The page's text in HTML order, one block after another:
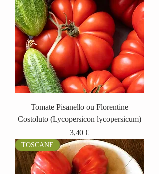
Tomate Pisanello ou Florentine
Costoluto (Lycopersicon lycopersicum)
Prix
3,40 €
TOSCANE